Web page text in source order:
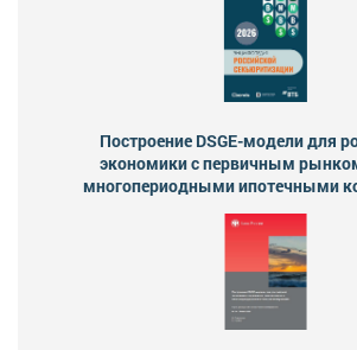
Построение DSGE-модели для
экономики с первичным
многопериодными ипотечными